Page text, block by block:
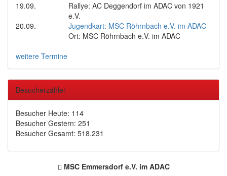
19.09.
Rallye: AC Deggendorf im ADAC von 1921
e.V.
20.09.
Jugendkart: MSC Röhrnbach e.V. im ADAC
Ort: MSC Röhrnbach e.V. im ADAC
weitere Termine
Besucherzähler
Besucher Heute: 114
Besucher Gestern: 251
Besucher Gesamt: 518.231
MSC Emmersdorf e.V. im ADAC